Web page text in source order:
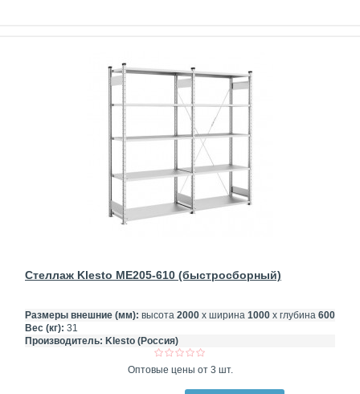
Стеллаж Klesto ME205-610 (быстросборный)
Размеры внешние (мм): высота 2000 х ширина 1000 х глубина 600
Вес (кг): 31
Производитель: Klesto (Россия)
Оптовые цены от 3 шт.